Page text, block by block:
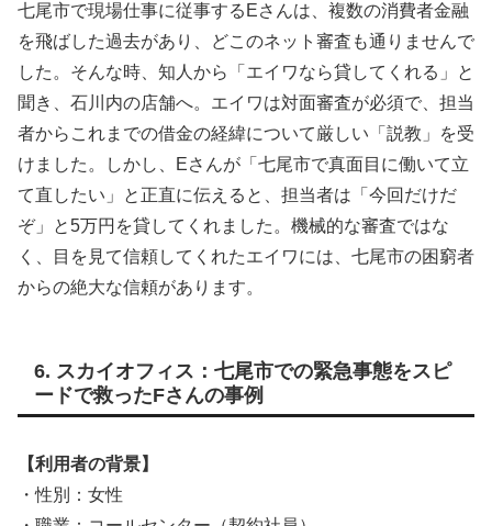
七尾市で現場仕事に従事するEさんは、複数の消費者金融
を飛ばした過去があり、どこのネット審査も通りませんで
した。そんな時、知人から「エイワなら貸してくれる」と
聞き、石川内の店舗へ。エイワは対面審査が必須で、担当
者からこれまでの借金の経緯について厳しい「説教」を受
けました。しかし、Eさんが「七尾市で真面目に働いて立
て直したい」と正直に伝えると、担当者は「今回だけだ
ぞ」と5万円を貸してくれました。機械的な審査ではな
く、目を見て信頼してくれたエイワには、七尾市の困窮者
からの絶大な信頼があります。
6. スカイオフィス：七尾市での緊急事態をスピ
ードで救ったFさんの事例
【利用者の背景】
・性別：女性